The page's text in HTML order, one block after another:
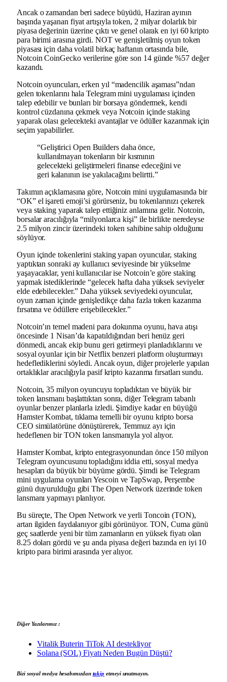
Ancak o zamandan beri sadece büyüdü, Haziran ayının
başında yaşanan fiyat artışıyla token, 2 milyar dolarlık bir
piyasa değerinin üzerine çıktı ve genel olarak en iyi 60 kripto
para birimi arasına girdi. NOT ve genişletilmiş oyun token
piyasası için daha volatil birkaç haftanın ortasında bile,
Notcoin CoinGecko verilerine göre son 14 günde %57 değer
kazandı.
Notcoin oyuncuları, erken yıl “madencilik aşaması”ndan
gelen tokenlarını hala Telegram mini uygulaması içinden
talep edebilir ve bunları bir borsaya göndermek, kendi
kontrol cüzdanına çekmek veya Notcoin içinde staking
yaparak olası gelecekteki avantajlar ve ödüller kazanmak için
seçim yapabilirler.
“Geliştirici Open Builders daha önce,
kullanılmayan tokenların bir kısmının
gelecekteki geliştirmeleri finanse edeceğini ve
geri kalanının ise yakılacağını belirtti.”
Takımın açıklamasına göre, Notcoin mini uygulamasında bir
“OK” el işareti emoji’si görürseniz, bu tokenlarınızı çekerek
veya staking yaparak talep ettiğiniz anlamına gelir. Notcoin,
borsalar aracılığıyla “milyonlarca kişi” ile birlikte neredeyse
2.5 milyon zincir üzerindeki token sahibine sahip olduğunu
söylüyor.
Oyun içinde tokenlerini staking yapan oyuncular, staking
yaptıktan sonraki ay kullanıcı seviyesinde bir yükselme
yaşayacaklar, yeni kullanıcılar ise Notcoin’e göre staking
yapmak istediklerinde “gelecek hafta daha yüksek seviyeler
elde edebilecekler.” Daha yüksek seviyedeki oyuncular,
oyun zaman içinde genişledikçe daha fazla token kazanma
fırsatına ve ödüllere erişebilecekler.”
Notcoin’ın temel madeni para dokunma oyunu, hava atışı
öncesinde 1 Nisan’da kapatıldığından beri henüz geri
dönmedi, ancak ekip bunu geri getirmeyi planladıklarını ve
sosyal oyunlar için bir Netflix benzeri platform oluşturmayı
hedeflediklerini söyledi. Ancak oyun, diğer projelerle yapılan
ortaklıklar aracılığıyla pasif kripto kazanma fırsatları sundu.
Notcoin, 35 milyon oyuncuyu topladıktan ve büyük bir
token lansmanı başlattıktan sonra, diğer Telegram tabanlı
oyunlar benzer planlarla izledi. Şimdiye kadar en büyüğü
Hamster Kombat, tıklama temelli bir oyunu kripto borsa
CEO simülatörüne dönüştürerek, Temmuz ayı için
hedeflenen bir TON token lansmanıyla yol alıyor.
Hamster Kombat, kripto entegrasyonundan önce 150 milyon
Telegram oyuncusunu topladığını iddia etti, sosyal medya
hesapları da büyük bir büyüme gördü. Şimdi ise Telegram
mini uygulama oyunları Yescoin ve TapSwap, Perşembe
günü duyurulduğu gibi The Open Network üzerinde token
lansmanı yapmayı planlıyor.
Bu süreçte, The Open Network ve yerli Toncoin (TON),
artan ilgiden faydalanıyor gibi görünüyor. TON, Cuma günü
geç saatlerde yeni bir tüm zamanların en yüksek fiyatı olan
8.25 doları gördü ve şu anda piyasa değeri bazında en iyi 10
kripto para birimi arasında yer alıyor.
Diğer Yazılarımız :
Vitalik Buterin TiTok AI destekliyor
Solana (SOL) Fiyatı Neden Bugün Düştü?
Bizi sosyal medya hesabımızdan takip etmeyi unutmayın.